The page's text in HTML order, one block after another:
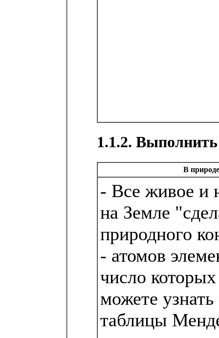
1.1.2.
В природе
- Все живое и
на Земле
природного
- атомов
число
можете узнать
таблицы